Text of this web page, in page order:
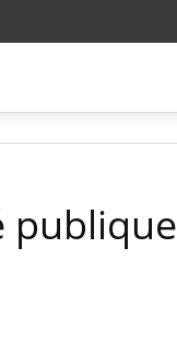
publique